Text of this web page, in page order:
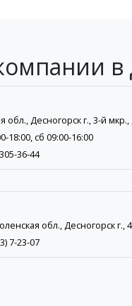
в
обл., Десногорск г., 3-й
18:00, сб 09:00-16:00
36-44
обл., Десногорск г.,
7-23-07